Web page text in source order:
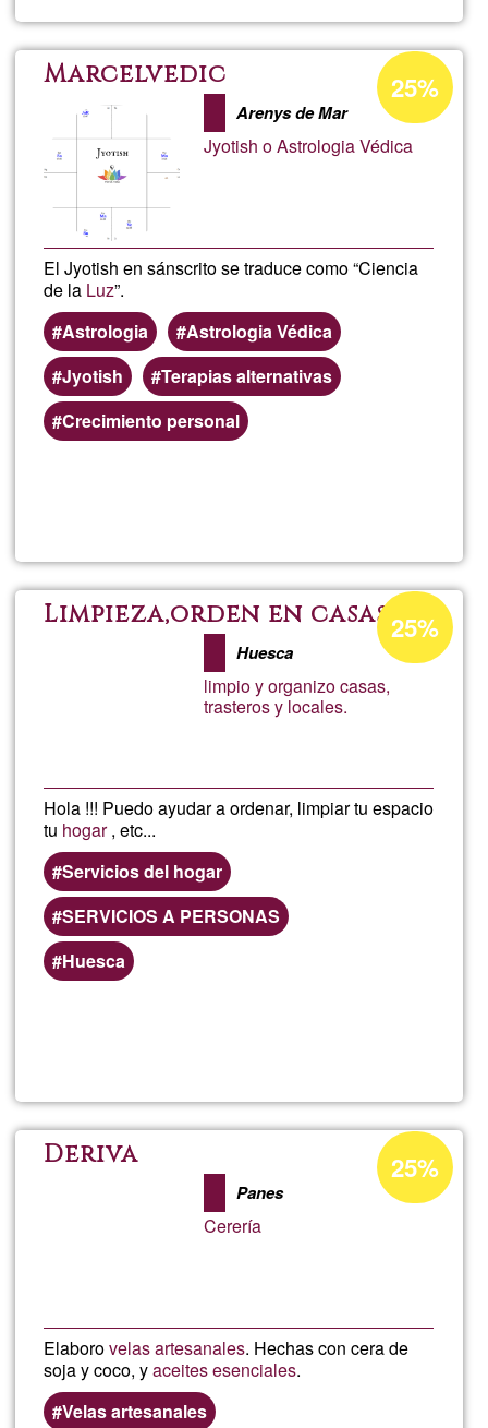
Marcelvedic
Arenys de Mar
Jyotish o Astrologia Védica
El Jyotish en sánscrito se traduce como “Ciencia
de la Luz”.
Astrologia
Astrologia Védica
Jyotish
Terapias alternativas
Crecimiento personal
Percentatge
d'acceptació
de
G1
25%
Limpieza,orden en casas.
Huesca
limpio y organizo casas,
trasteros y locales.
Hola !!! Puedo ayudar a ordenar, limpiar tu espacio
tu hogar, etc...
Servicios del hogar
SERVICIOS A PERSONAS
Huesca
Percentatge
d'acceptació
de
G1
25%
en
Deriva
Panes
Cerería
Elaborovelas artesanales. Hechas con cera de
soja y coco, yaceites esenciales.
Velas artesanales
Percentatge
d'acceptació
de
25%